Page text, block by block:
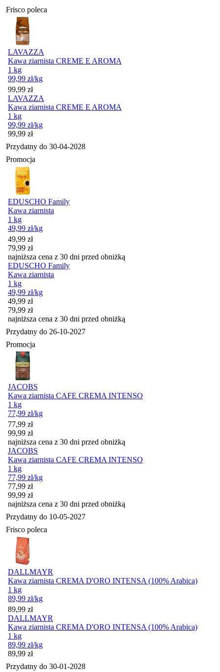
Frisco poleca
LAVAZZA
Kawa ziarnista CREME E AROMA
1 kg
99,99 zł/kg
Cena
99,99 zł
LAVAZZA
Kawa ziarnista CREME E AROMA
1 kg
99,99 zł/kg
Cena
99,99 zł
Przydatny do 30-04-2028
Promocja
EDUSCHO Family
Kawa ziarnista
1 kg
49,99 zł/kg
Cena promocyjna
49,99 zł
79,99 zł
najniższa cena z 30 dni przed obniżką
EDUSCHO Family
Kawa ziarnista
1 kg
49,99 zł/kg
Cena promocyjna
49,99 zł
79,99 zł
najniższa cena z 30 dni przed obniżką
Przydatny do 26-10-2027
Promocja
JACOBS
Kawa ziarnista CAFE CREMA INTENSO
1 kg
77,99 zł/kg
Cena promocyjna
77,99 zł
99,99 zł
najniższa cena z 30 dni przed obniżką
JACOBS
Kawa ziarnista CAFE CREMA INTENSO
1 kg
77,99 zł/kg
Cena promocyjna
77,99 zł
99,99 zł
najniższa cena z 30 dni przed obniżką
Przydatny do 10-05-2027
Frisco poleca
DALLMAYR
Kawa ziarnista CREMA D'ORO INTENSA (100% Arabica)
1 kg
89,99 zł/kg
Cena
89,99 zł
DALLMAYR
Kawa ziarnista CREMA D'ORO INTENSA (100% Arabica)
1 kg
89,99 zł/kg
Cena
89,99 zł
Przydatny do 30-01-2028